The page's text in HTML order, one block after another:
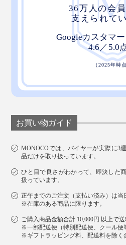
お買い物ガイド
MONOCOでは、バイヤーが実際に3
品だけを取り扱っています。
ひと目で良さがわかって、即決した
扱っています。
正午までのご注文（支払い済み）は当
※在庫のある商品に限ります。
ご購入商品金額合計 10,000円 以上で送
※一部配送便（特別配送便、クール便
※ギフトラッピング料、配送料を除く